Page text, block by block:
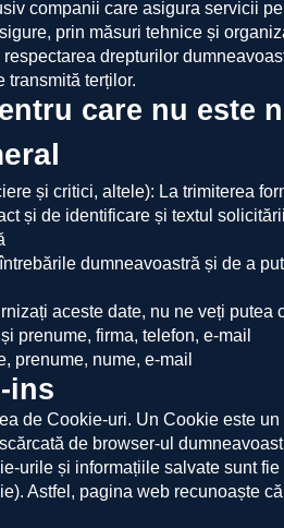
companii care asigura servicii
prin măsuri tehnice și
drepturilor
transmită terților.
care nu este
și critici, altele): La trimiterea
și de identificare și textul
dumneavoastră și de a
aceste date, nu ne veți
prenume, firma, telefon, e-mail
prenume, nume, e-mail
ins
de Cookie-uri. Un Cookie este
de browser-ul
urile și informațiile salvate sunt
Astfel, pagina web recunoaște